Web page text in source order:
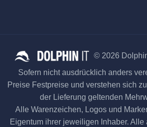
© 2026
Sofern nicht ausdrücklich anders
Preise Festpreise und verstehen sich
der Lieferung geltenden
Alle Warenzeichen, Logos und
Eigentum ihrer jeweiligen Inhaber. Alle